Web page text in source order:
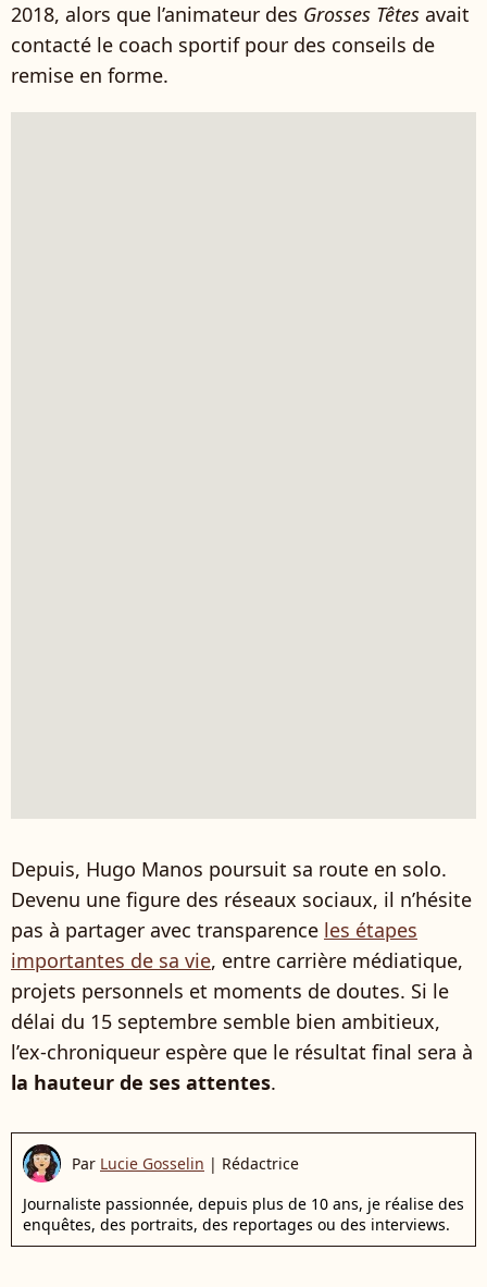
2018, alors que l’animateur des Grosses Têtes avait
contacté le coach sportif pour des conseils de
remise en forme.
Depuis, Hugo Manos poursuit sa route en solo.
Devenu une figure des réseaux sociaux, il n’hésite
pas à partager avec transparence les étapes
importantes de sa vie, entre carrière médiatique,
projets personnels et moments de doutes. Si le
délai du 15 septembre semble bien ambitieux,
l’ex-chroniqueur espère que le résultat final sera à
la hauteur de ses attentes.
Par Lucie Gosselin | Rédactrice
Journaliste passionnée, depuis plus de 10 ans, je réalise des
enquêtes, des portraits, des reportages ou des interviews.